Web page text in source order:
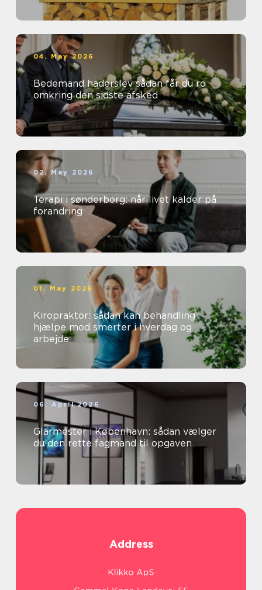
04. May 2026
Bedemand haderslev sådan får du ro
omkring den sidste afsked
02. May 2026
Terapi i sønderborg: når livet kalder på
forandring
01. May 2026
Kiropraktor: sådan kan behandling
hjælpe mod smerter i hverdag og
arbejde
06. April 2026
Glarmester i København: sådan vælger
du den rette fagmand til opgaven
Address